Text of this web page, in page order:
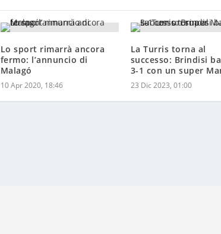
Lo sport rimarrà ancora
fermo: l’annuncio di
Malagó
10 Apr 2020, 18:46
La Turris torna al
successo: Brindisi
3-1 con un super
23 Dic 2023, 01:00